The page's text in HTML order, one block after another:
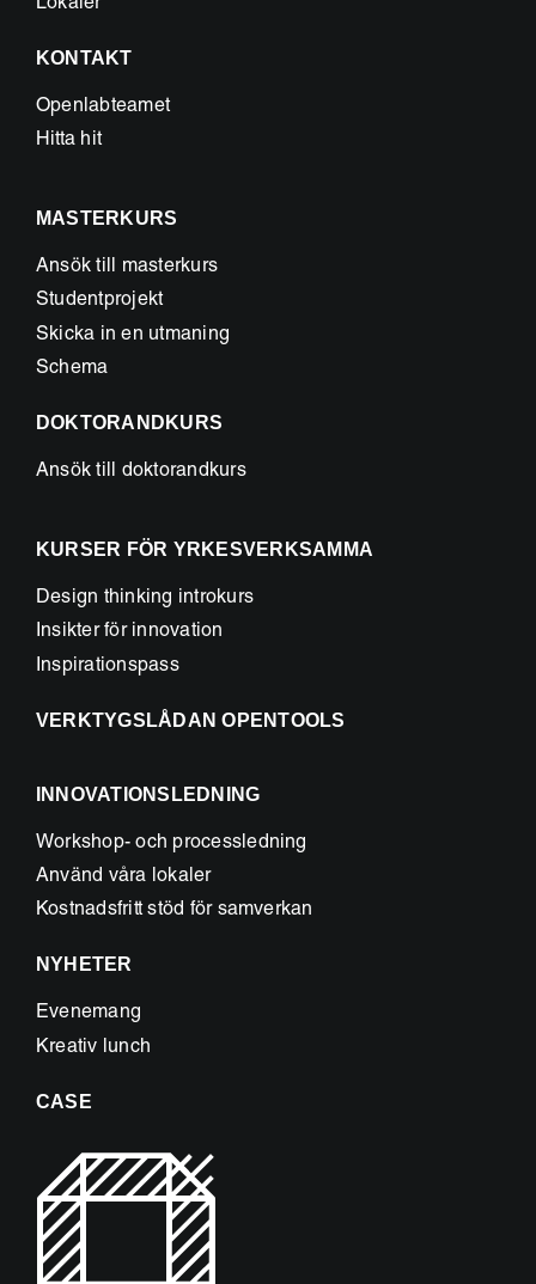
Lokaler
KONTAKT
Openlabteamet
Hitta hit
MASTERKURS
Ansök till masterkurs
Studentprojekt
Skicka in en utmaning
Schema
DOKTORANDKURS
Ansök till doktorandkurs
KURSER FÖR YRKESVERKSAMMA
Design thinking introkurs
Insikter för innovation
Inspirationspass
VERKTYGSLÅDAN OPENTOOLS
INNOVATIONSLEDNING
Workshop- och processledning
Använd våra lokaler
Kostnadsfritt stöd för samverkan
NYHETER
Evenemang
Kreativ lunch
CASE